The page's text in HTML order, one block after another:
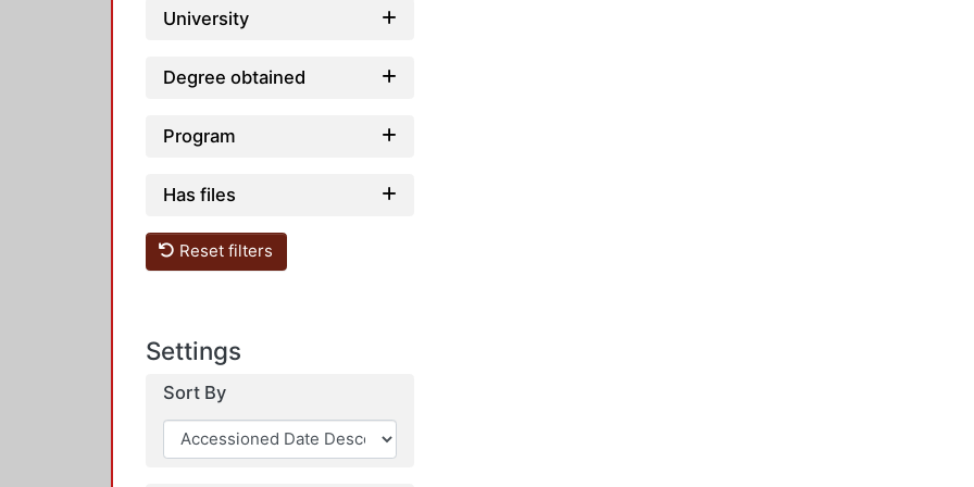
University
Degree obtained
Program
Has files
Reset filters
Settings
Sort By